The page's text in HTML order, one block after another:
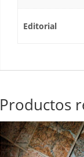
Editorial
Productos